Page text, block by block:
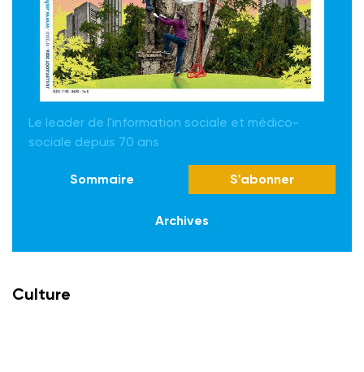
Le leader de l'information sociale et médico-
sociale depuis 70 ans
Sommaire S'abonner
Archives
Culture